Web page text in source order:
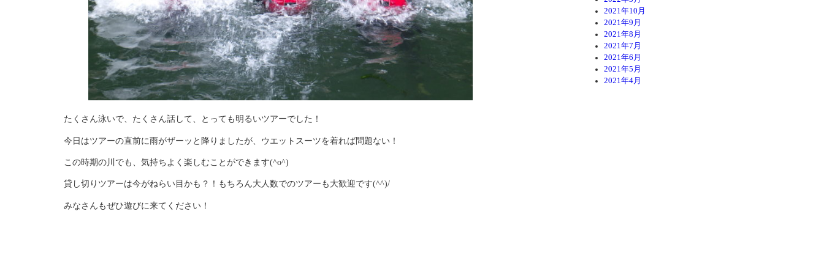
たくさん泳いで、たくさん話して、とっても明るいツアーでした！
今日はツアーの直前に雨がザーッと降りましたが、ウエットスーツを着れば問題ない！
この時期の川でも、気持ちよく楽しむことができます(^o^)
貸し切りツアーは今がねらい目かも？！もちろん大人数でのツアーも大歓迎です(^^)/
みなさんもぜひ遊びに来てください！
2021年10月
2021年9月
2021年8月
2021年7月
2021年6月
2021年5月
2021年4月